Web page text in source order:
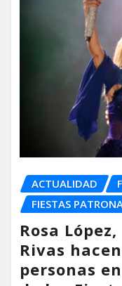
ACTUALIDAD
FIESTAS
Rosa
Rivas
personas